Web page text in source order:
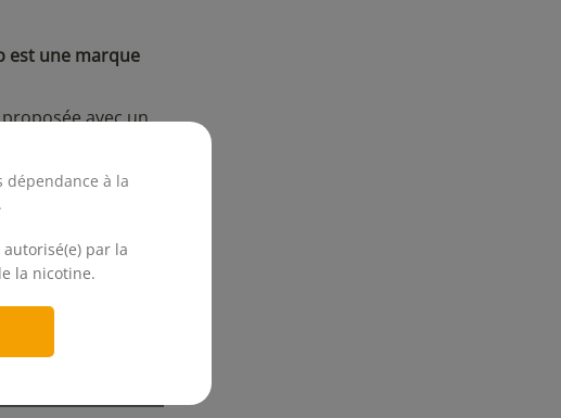
dépendance à la
par la
la nicotine.
est une marque
avec un